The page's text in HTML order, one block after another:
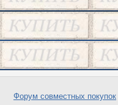
Форум совместных покупок